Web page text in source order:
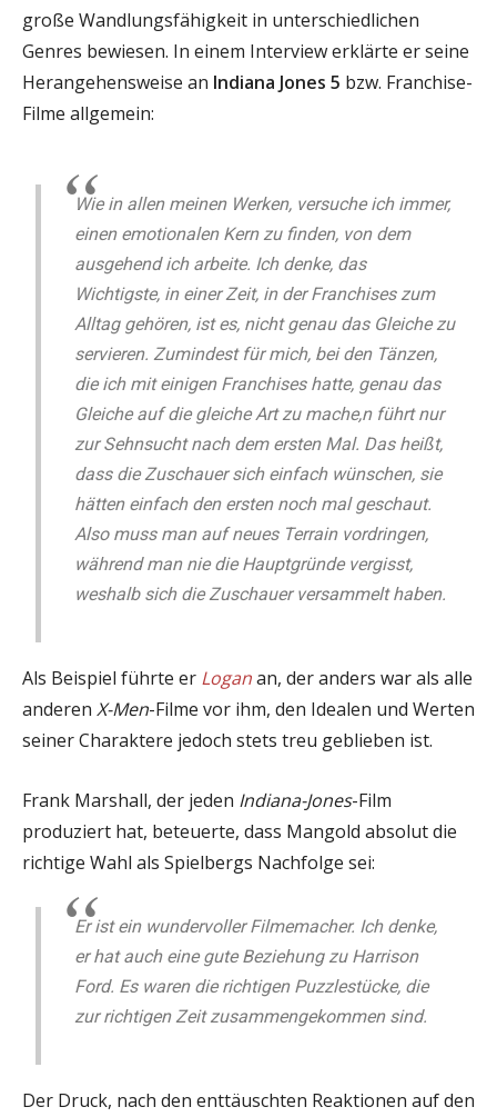
große Wandlungsfähigkeit in unterschiedlichen
Genres bewiesen. In einem Interview erklärte er seine
Herangehensweise an Indiana Jones 5 bzw. Franchise-
Filme allgemein:
Wie in allen meinen Werken, versuche ich immer,
einen emotionalen Kern zu finden, von dem
ausgehend ich arbeite. Ich denke, das
Wichtigste, in einer Zeit, in der Franchises zum
Alltag gehören, ist es, nicht genau das Gleiche zu
servieren. Zumindest für mich, bei den Tänzen,
die ich mit einigen Franchises hatte, genau das
Gleiche auf die gleiche Art zu mache,n führt nur
zur Sehnsucht nach dem ersten Mal. Das heißt,
dass die Zuschauer sich einfach wünschen, sie
hätten einfach den ersten noch mal geschaut.
Also muss man auf neues Terrain vordringen,
während man nie die Hauptgründe vergisst,
weshalb sich die Zuschauer versammelt haben.
Als Beispiel führte er Loganan, der anders war als alle
anderen X-Men-Filme vor ihm, den Idealen und Werten
seiner Charaktere jedoch stets treu geblieben ist.
Frank Marshall, der jeden Indiana-Jones-Film
produziert hat, beteuerte, dass Mangold absolut die
richtige Wahl als Spielbergs Nachfolge sei:
Er ist ein wundervoller Filmemacher. Ich denke,
er hat auch eine gute Beziehung zu Harrison
Ford. Es waren die richtigen Puzzlestücke, die
zur richtigen Zeit zusammengekommen sind.
Der Druck, nach den enttäuschten Reaktionen auf den